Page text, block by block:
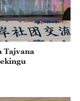
Tajvana